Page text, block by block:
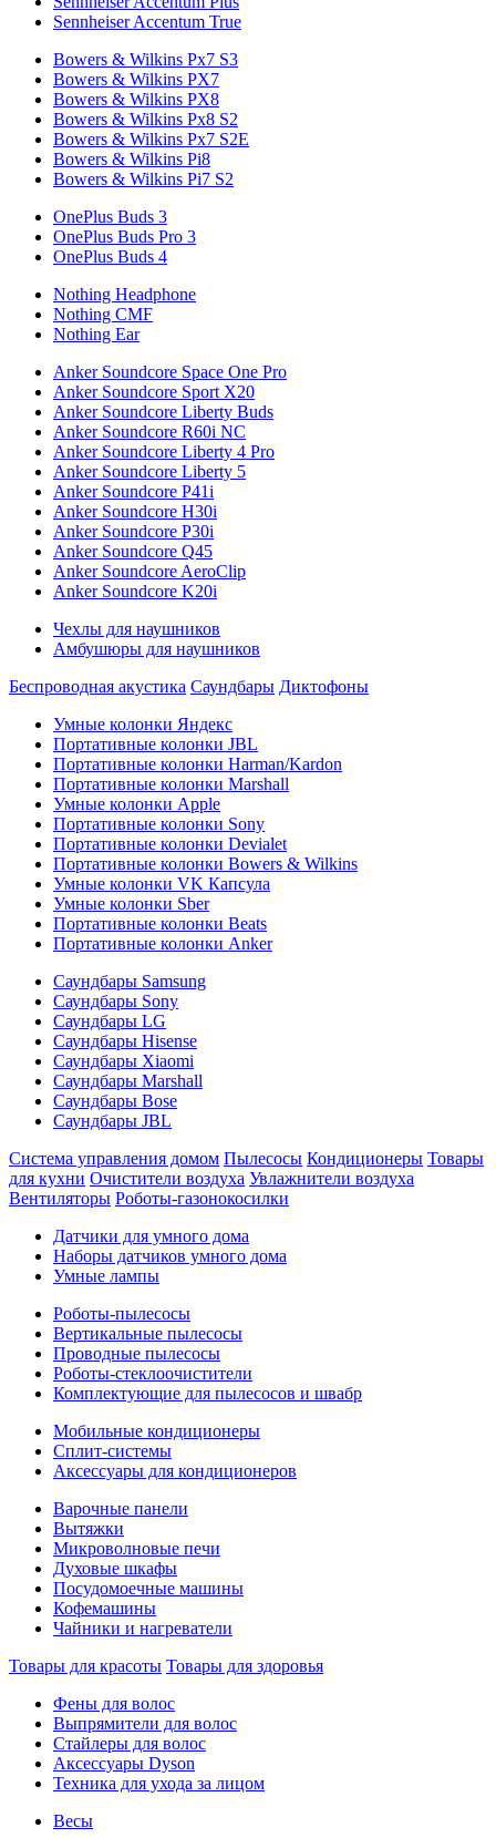
Sennheiser Accentum True
Bowers & Wilkins Px7 S3
Bowers & Wilkins PX7
Bowers & Wilkins PX8
Bowers & Wilkins Px8 S2
Bowers & Wilkins Px7 S2E
Bowers & Wilkins Pi8
Bowers & Wilkins Pi7 S2
OnePlus Buds 3
OnePlus Buds Pro 3
OnePlus Buds 4
Nothing Headphone
Nothing CMF
Nothing Ear
Anker Soundcore Space One Pro
Anker Soundcore Sport X20
Anker Soundcore Liberty Buds
Anker Soundcore R60i NC
Anker Soundcore Liberty 4 Pro
Anker Soundcore Liberty 5
Anker Soundcore P41i
Anker Soundcore H30i
Anker Soundcore P30i
Anker Soundcore Q45
Anker Soundcore AeroClip
Anker Soundcore K20i
Чехлы для наушников
Амбушюры для наушников
Беспроводная акустика Саундбары Диктофоны
Умные колонки Яндекс
Портативные колонки JBL
Портативные колонки Harman/Kardon
Портативные колонки Marshall
Умные колонки Apple
Портативные колонки Sony
Портативные колонки Devialet
Портативные колонки Bowers & Wilkins
Умные колонки VK Капсула
Умные колонки Sber
Портативные колонки Beats
Портативные колонки Anker
Саундбары Samsung
Саундбары Sony
Саундбары LG
Саундбары Hisense
Саундбары Xiaomi
Саундбары Marshall
Саундбары Bose
Саундбары JBL
Система управления домом Пылесосы Кондиционеры Товары
для кухни Очистители воздуха Увлажнители воздуха
Вентиляторы Роботы-газонокосилки
Датчики для умного дома
Наборы датчиков умного дома
Умные лампы
Роботы-пылесосы
Вертикальные пылесосы
Проводные пылесосы
Роботы-стеклоочистители
Комплектующие для пылесосов и швабр
Мобильные кондиционеры
Сплит-системы
Аксессуары для кондиционеров
Варочные панели
Вытяжки
Микроволновые печи
Духовые шкафы
Посудомоечные машины
Кофемашины
Чайники и нагреватели
Товары для красоты Товары для здоровья
Фены для волос
Выпрямители для волос
Стайлеры для волос
Аксессуары Dyson
Техника для ухода за лицом
Весы